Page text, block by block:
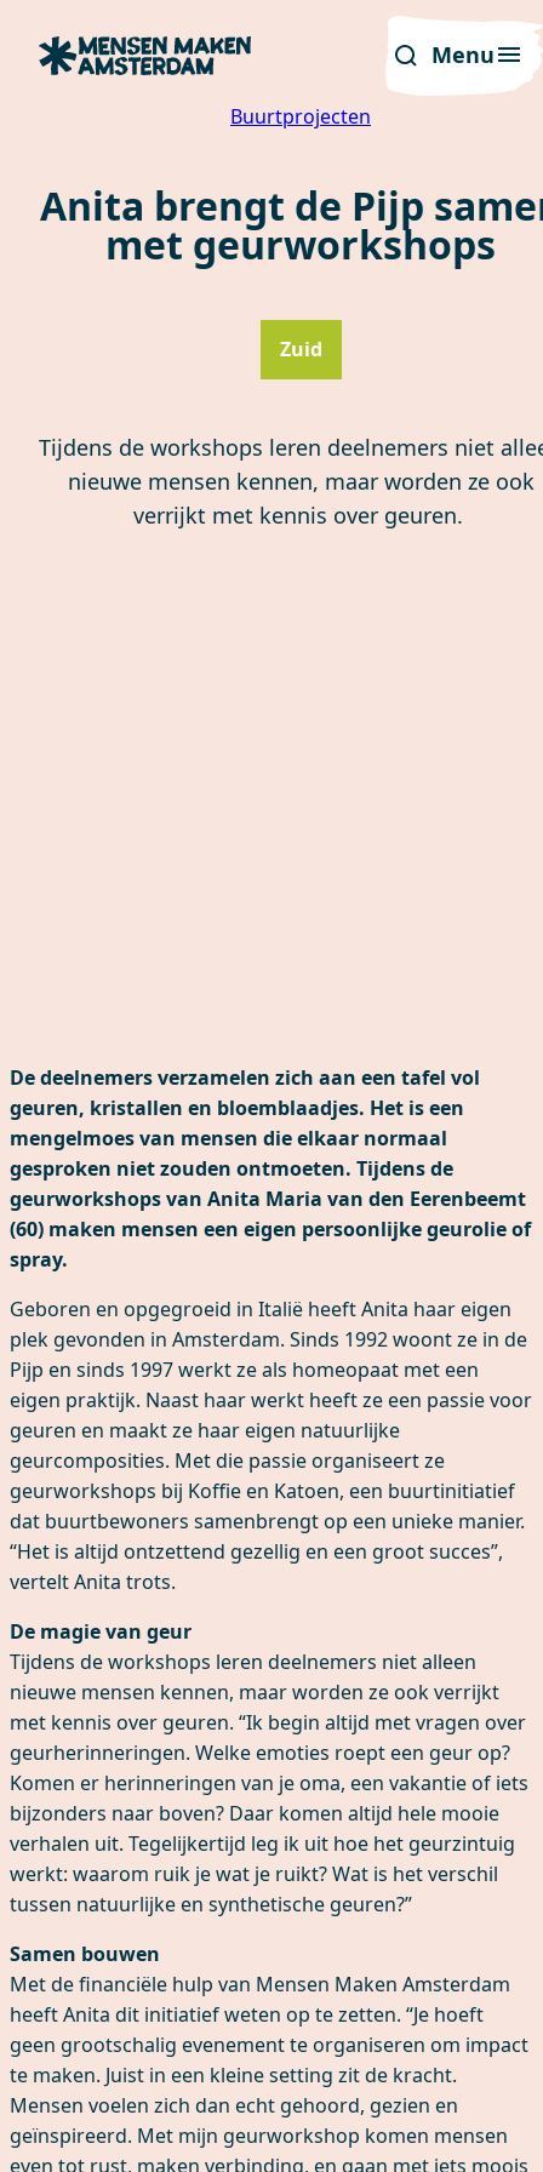
Menu
Buurtprojecten
Anita brengt de Pijp
met geurworkshops
Zuid
Tijdens de workshops leren deelnemers niet
nieuwe mensen kennen, maar worden ze ook
verrijkt met kennis over geuren.
De deelnemers verzamelen zich aan een tafel vol
geuren, kristallen en bloemblaadjes. Het is een
mengelmoes van mensen die elkaar normaal
gesproken niet zouden ontmoeten. Tijdens de
geurworkshops van Anita Maria van den Eerenbeemt
(60) maken mensen een eigen persoonlijke geurolie of
spray.
Geboren en opgegroeid in Italië heeft Anita haar eigen
plek gevonden in Amsterdam. Sinds 1992 woont ze in de
Pijp en sinds 1997 werkt ze als homeopaat met een
eigen praktijk. Naast haar werkt heeft ze een passie voor
geuren en maakt ze haar eigen natuurlijke
geurcomposities. Met die passie organiseert ze
geurworkshops bij Koffie en Katoen, een buurtinitiatief
dat buurtbewoners samenbrengt op een unieke manier.
“Het is altijd ontzettend gezellig en een groot succes”,
vertelt Anita trots.
De magie van geur
Tijdens de workshops leren deelnemers niet alleen
nieuwe mensen kennen, maar worden ze ook verrijkt
met kennis over geuren. “Ik begin altijd met vragen over
geurherinneringen. Welke emoties roept een geur op?
Komen er herinneringen van je oma, een vakantie of iets
bijzonders naar boven? Daar komen altijd hele mooie
verhalen uit. Tegelijkertijd leg ik uit hoe het geurzintuig
werkt: waarom ruik je wat je ruikt? Wat is het verschil
tussen natuurlijke en synthetische geuren?”
Samen bouwen
Met de financiële hulp van Mensen Maken Amsterdam
heeft Anita dit initiatief weten op te zetten. “Je hoeft
geen grootschalig evenement te organiseren om impact
te maken. Juist in een kleine setting zit de kracht.
Mensen voelen zich dan echt gehoord, gezien en
geïnspireerd. Met mijn geurworkshop komen mensen
even tot rust, maken verbinding, en gaan met iets moois